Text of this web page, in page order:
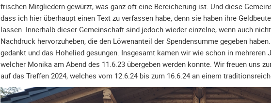
frischen Mitgliedern gewürzt, was ganz oft eine Bereicherung ist. Und diese
dass ich hier überhaupt einen Text zu verfassen habe, denn sie haben ihre
lassen. Innerhalb dieser Gemeinschaft sind jedoch wieder einzelne, wenn auch
Nachdruck hervorzuheben, die den Löwenanteil der Spendensumme gegeben
gedankt und das Hohelied gesungen. Insgesamt kamen wir wie schon in mehreren
welcher Monika am Abend des 11.6.23 übergeben werden konnte. Wir freuen uns
auf das Treffen 2024, welches vom 12.6.24 bis zum 16.6.24 an einem